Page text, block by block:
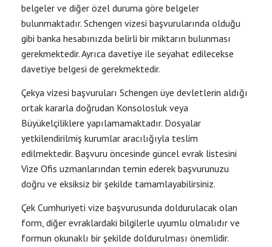
belgeler ve diğer özel duruma göre belgeler
bulunmaktadır. Schengen vizesi başvurularında olduğu
gibi banka hesabınızda belirli bir miktarın bulunması
gerekmektedir. Ayrıca davetiye ile seyahat edilecekse
davetiye belgesi de gerekmektedir.
Çekya vizesi başvuruları Schengen üye devletlerin aldığı
ortak kararla doğrudan Konsolosluk veya
Büyükelçiliklere yapılamamaktadır. Dosyalar
yetkilendirilmiş kurumlar aracılığıyla teslim
edilmektedir. Başvuru öncesinde güncel evrak listesini
Vize Ofis uzmanlarından temin ederek başvurunuzu
doğru ve eksiksiz bir şekilde tamamlayabilirsiniz.
Çek Cumhuriyeti vize başvurusunda doldurulacak olan
form, diğer evraklardaki bilgilerle uyumlu olmalıdır ve
formun okunaklı bir şekilde doldurulması önemlidir.